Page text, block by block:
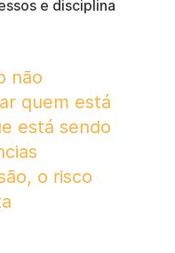
e disciplina
não
quem está
está sendo
o risco